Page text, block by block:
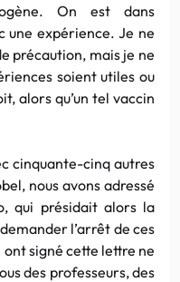
On est dans
une expérience. Je ne
précaution, mais je ne
soient utiles ou
alors qu’un tel vaccin
cinquante-cinq autres
nous avons adressé
qui présidait alors la
l’arrêt de ces
signé cette lettre ne
des professeurs, des